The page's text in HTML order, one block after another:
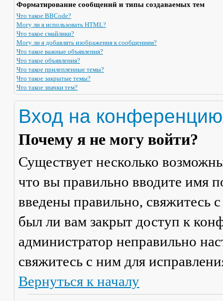
Форматирование сообщений и типы создаваемых тем
Что такое BBCode?
Могу ли я использовать HTML?
Что такое смайлики?
Могу ли я добавлять изображения к сообщениям?
Что такое важные объявления?
Что такое объявления?
Что такое прилепленные темы?
Что такое закрытые темы?
Что такое значки тем?
Вход на
Почему я не могу войти?
Существует несколько
что вы правильно вводите имя
введены правильно, свяжитесь
был ли вам закрыт доступ к
администратор неправильно
свяжитесь с ним для
Вернуться к началу